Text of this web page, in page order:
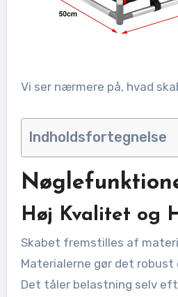
Vi ser nærmere på, hvad
Indholdsfortegnelse
Høj Kvalitet og
Skabet fremstilles af
Materialerne gør det
Det tåler belastning selv